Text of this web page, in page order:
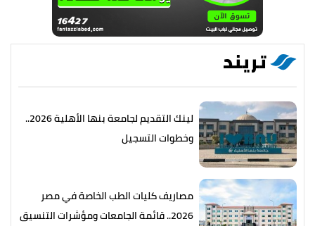
تريند
لينك التقديم لجامعة بنها الأهلية 2026..
وخطوات التسجيل
مصاريف كليات الطب الخاصة في مصر
2026.. قائمة الجامعات ومؤشرات التنسيق